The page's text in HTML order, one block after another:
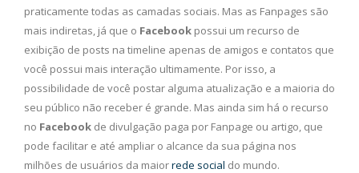
praticamente todas as camadas sociais. Mas as Fanpages são
mais indiretas, já que o Facebook possui um recurso de
exibição de posts na timeline apenas de amigos e contatos que
você possui mais interação ultimamente. Por isso, a
possibilidade de você postar alguma atualização e a maioria do
seu público não receber é grande. Mas ainda sim há o recurso
no Facebook de divulgação paga por Fanpage ou artigo, que
pode facilitar e até ampliar o alcance da sua página nos
milhões de usuários da maiorrede social do mundo.